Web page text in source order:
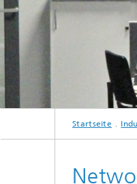
Startseite